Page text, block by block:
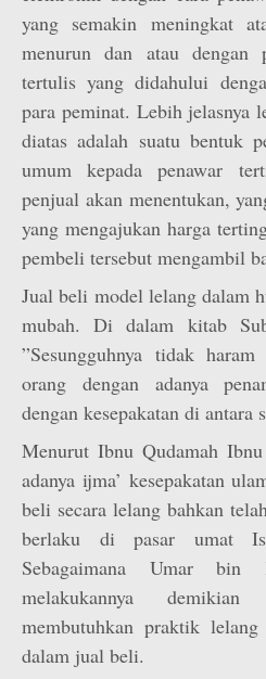
yang semakin meningkat
menurun dan atau dengan
tertulis yang didahului
para peminat. Lebih jelasnya
diatas adalah suatu bentuk
umum kepada penawar
penjual akan menentukan,
yang mengajukan harga
pembeli tersebut mengambil
Jual beli model lelang dalam
mubah. Di dalam kitab
”Sesungguhnya tidak
orang dengan adanya
dengan kesepakatan di antara
Menurut Ibnu Qudamah
adanya ijma’ kesepakatan
beli secara lelang bahkan
berlaku di pasar umat
Sebagaimana Umar bin
melakukannya
membutuhkan praktik
dalam jual beli.